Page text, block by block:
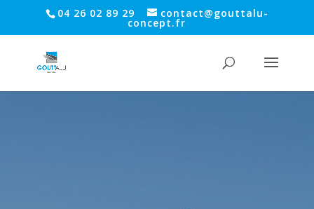
04 26 02 89 29 contact@gouttalu-
concept.fr